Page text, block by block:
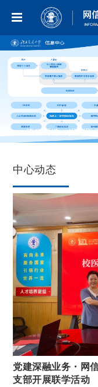
国家网络安全宣传
流程再造，报到不
中心动态
党建深融业务・网
支部开展联学活动